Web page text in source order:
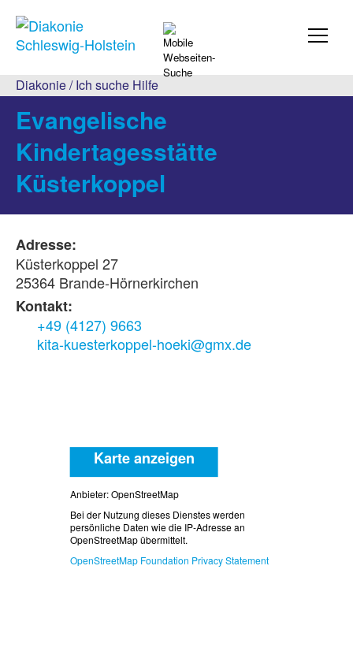
Diakonie/Ich suche Hilfe
Evangelische
Kindertagesstätte
Küsterkoppel
Adresse:
Küsterkoppel 27
25364 Brande-Hörnerkirchen
Kontakt:
+49 (4127) 9663
kita-kuesterkoppel-hoeki@gmx.de
Karte anzeigen
Anbieter: OpenStreetMap
Bei der Nutzung dieses Dienstes werden
persönliche Daten wie die IP-Adresse an
OpenStreetMap übermittelt.
OpenStreetMap Foundation Privacy Statement